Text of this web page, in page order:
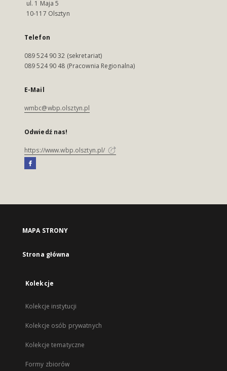
ul. 1 Maja 5
10-117 Olsztyn
Telefon
089 524 90 32 (sekretariat)
089 524 90 48 (Pracownia Regionalna)
E-Mail
wmbc@wbp.olsztyn.pl
Odwiedź nas!
https://www.wbp.olsztyn.pl/
MAPA STRONY
Strona główna
Kolekcje
Kolekcje instytucji
Kolekcje osób prywatnych
Kolekcje tematyczne
Formy zbiorów